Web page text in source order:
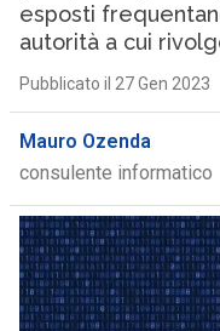
esposti
autorità a cui
Pubblicato il 27 Gen 2023
Mauro Ozenda
consulente informatico